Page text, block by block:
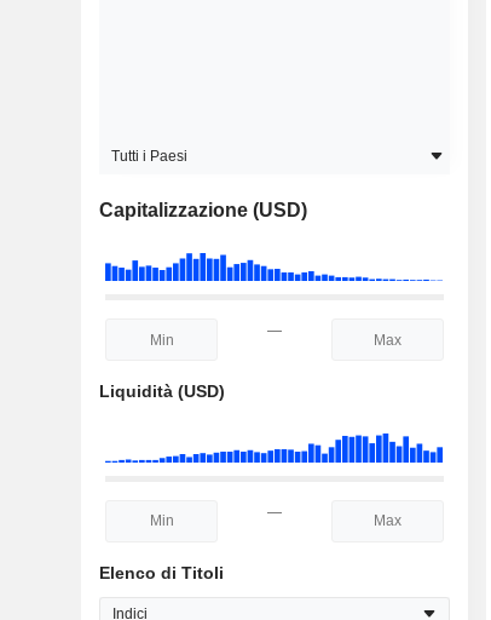
Tutti i Paesi
Capitalizzazione (USD)
—
Liquidità (USD)
—
Elenco di Titoli
Indici